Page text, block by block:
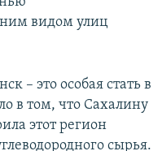
видом улиц
– это особая стать в
в том, что Сахалину
этот регион
сырья.